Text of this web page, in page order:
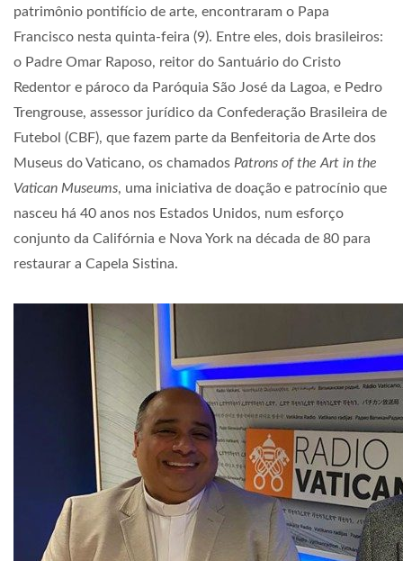
patrimônio pontifício de arte, encontraram o Papa
Francisco nesta quinta-feira (9). Entre eles, dois brasileiros:
o Padre Omar Raposo, reitor do Santuário do Cristo
Redentor e pároco da Paróquia São José da Lagoa, e Pedro
Trengrouse, assessor jurídico da Confederação Brasileira de
Futebol (CBF), que fazem parte da Benfeitoria de Arte dos
Museus do Vaticano, os chamados Patrons of the Art in the
Vatican Museums, uma iniciativa de doação e patrocínio que
nasceu há 40 anos nos Estados Unidos, num esforço
conjunto da Califórnia e Nova York na década de 80 para
restaurar a Capela Sistina.